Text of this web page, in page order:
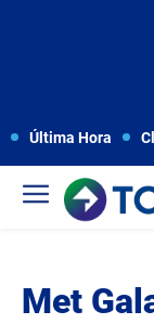
Última Hora
Met